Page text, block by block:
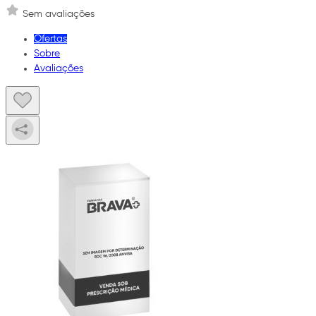
Sem avaliações
Ofertas
Sobre
Avaliações